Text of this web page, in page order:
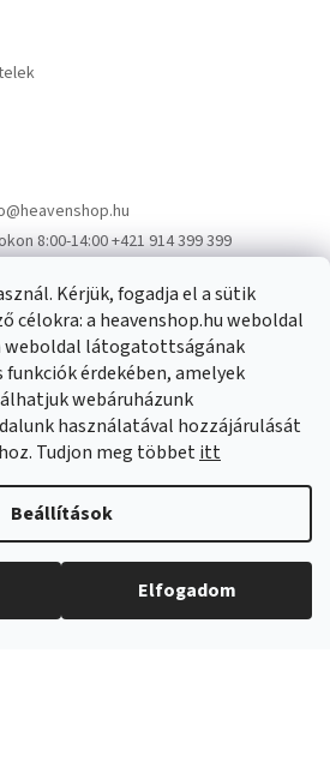
Kérjük, fogadja el a sütik
célokra: a heavenshop.hu weboldal
weboldal látogatottságának
funkciók érdekében, amelyek
webáruházunk
használatával hozzájárulását
Tudjon meg többetitt
Beállítások
Elfogadom
8:00-14:00 +421 914 399 399